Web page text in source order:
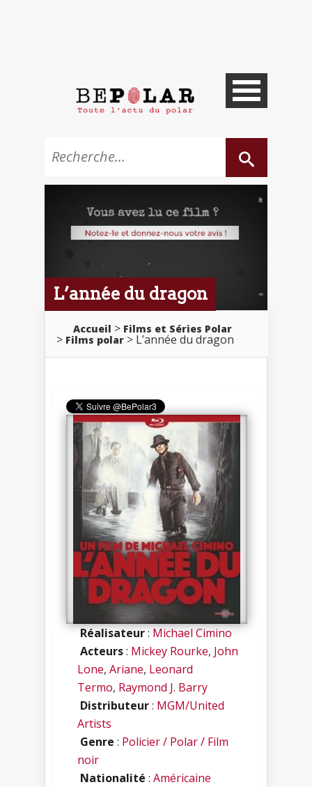
L’année du dragon
Accueil
Films et Séries Polar
Films polar
L’année du dragon
Réalisateur:Michael Cimino
Acteurs: Mickey Rourke, John
Lone, Ariane, Leonard
Termo, Raymond J. Barry
Distributeur: MGM/United
Artists
Genre : Policier / Polar / Film
noir
Nationalité : Américaine